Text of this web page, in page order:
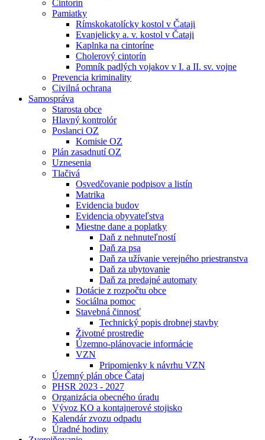
Cintorín
Pamiatky
Rímskokatolícky kostol v Čataji
Evanjelicky a. v. kostol v Čataji
Kaplnka na cintoríne
Cholerový cintorín
Pomník padlých vojakov v I. a II. sv. vojne
Prevencia kriminality
Civilná ochrana
Samospráva
Starosta obce
Hlavný kontrolór
Poslanci OZ
Komisie OZ
Plán zasadnutí OZ
Uznesenia
Tlačivá
Osvedčovanie podpisov a listín
Matrika
Evidencia budov
Evidencia obyvateľstva
Miestne dane a poplatky
Daň z nehnuteľností
Daň za psa
Daň za užívanie verejného priestranstva
Daň za ubytovanie
Daň za predajné automaty
Dotácie z rozpočtu obce
Sociálna pomoc
Stavebná činnosť
Technický popis drobnej stavby
Životné prostredie
Územno-plánovacie informácie
VZN
Pripomienky k návrhu VZN
Územný plán obce Čataj
PHSR 2023 - 2027
Organizácia obecného úradu
Vývoz KO a kontajnerové stojisko
Kalendár zvozu odpadu
Úradné hodiny